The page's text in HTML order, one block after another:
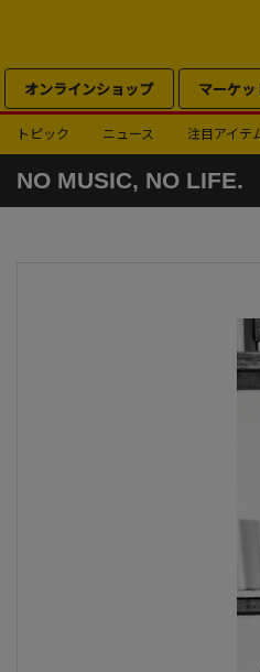
オンラインショップ マーケッ
トピック ニュース 注目アイテ
NO MUSIC, NO LIFE.